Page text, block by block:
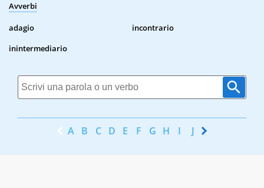
Avverbi
adagio
incontrario
inintermediario
A B C D E F G H I J K